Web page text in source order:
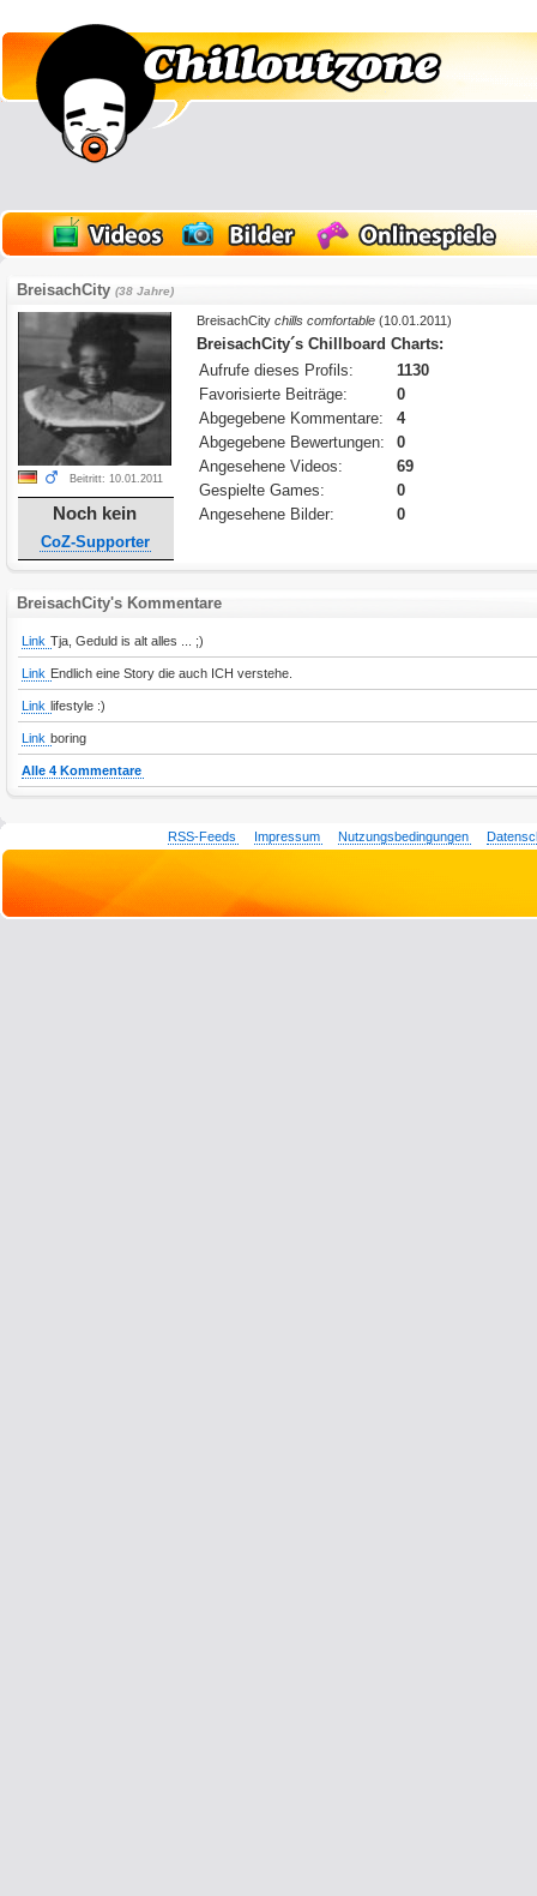
BreisachCity(38 Jahre)
Beitritt: 10.01.2011
Noch kein
CoZ-Supporter
BreisachCitychills comfortable (10.01.2011)
BreisachCity´s Chillboard Charts:
Aufrufe dieses Profils:
1130
Favorisierte Beiträge:
0
Abgegebene Kommentare:
4
Abgegebene Bewertungen:
0
Angesehene Videos:
69
Gespielte Games:
0
Angesehene Bilder:
0
BreisachCity's Kommentare
Link Tja, Geduld is alt alles ... ;)
Link Endlich eine Story die auch ICH verstehe.
Link lifestyle :)
Link boring
Alle 4 Kommentare
RSS-Feeds Impressum Nutzungsbedingungen